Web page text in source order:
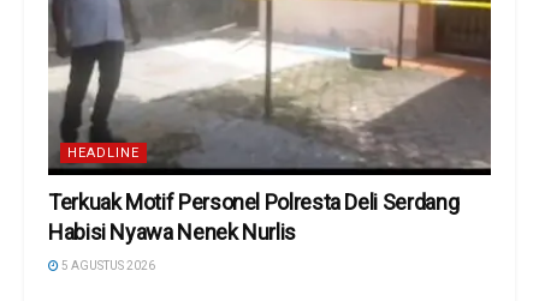
HEADLINE
Terkuak Motif Personel Polresta Deli Serdang
Habisi Nyawa Nenek Nurlis
5 AGUSTUS 2026